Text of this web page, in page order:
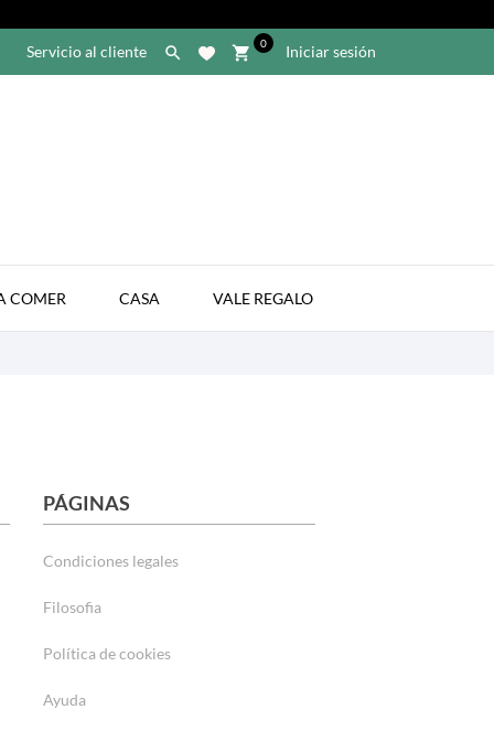
Servicio al cliente  shopping_cart 0 Iniciar sesión
COMER CASA VALE REGALO
PÁGINAS
Condiciones legales
Filosofia
Política de cookies
Ayuda